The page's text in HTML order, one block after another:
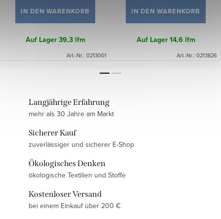
IN DEN WARENKORB
Auf Lager39,3 lfm
Art.-Nr.: 0213001
IN DEN WARENKORB
Auf Lager14,6 lfm
Art.-Nr.: 0213826
Langjährige Erfahrung
mehr als 30 Jahre am Markt
Sicherer Kauf
zuverlässiger und sicherer E-Shop
Ökologisches Denken
ökologische Textilien und Stoffe
Kostenloser Versand
bei einem Einkauf über 200 €